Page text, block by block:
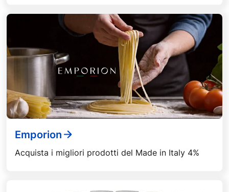
Emporion
Acquista i migliori prodotti del Made in Italy 4%